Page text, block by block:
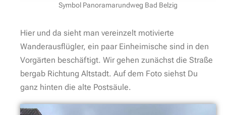
Symbol Panoramarundweg Bad Belzig
Hier und da sieht man vereinzelt motivierte
Wanderausflügler, ein paar Einheimische sind in den
Vorgärten beschäftigt. Wir gehen zunächst die Straße
bergab Richtung Altstadt. Auf dem Foto siehst Du
ganz hinten die alte Postsäule.